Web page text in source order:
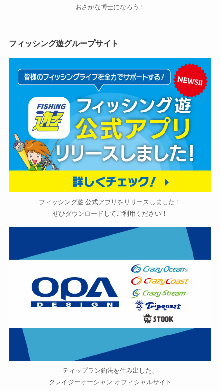
おさかな博士になろう！
フィッシング遊グループサイト
フィッシング遊 公式アプリをリリースしました！
ぜひダウンロードしてご利用ください！
ティップラン釣法を生み出した、
クレイジーオーシャン オフィシャルサイト